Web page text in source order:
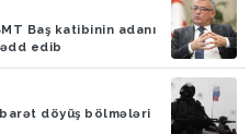
Baş katibinin adanı
edib
döyüş bölmələri